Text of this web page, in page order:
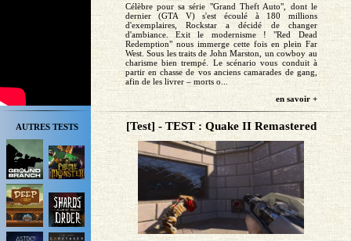
AUTRES TESTS
Célèbre pour sa série "Grand Theft Auto", dont le
dernier (GTA V) s'est écoulé à 180 millions
d'exemplaires, Rockstar a décidé de changer
d'ambiance. Exit le modernisme ! "Red Dead
Redemption" nous immerge cette fois en plein Far
West. Sous les traits de John Marston, un cowboy au
charisme bien trempé. Le scénario vous conduit à
partir en chasse de vos anciens camarades de gang,
afin de les livrer – morts o...
en savoir +
[Test] - TEST : Quake II Remastered